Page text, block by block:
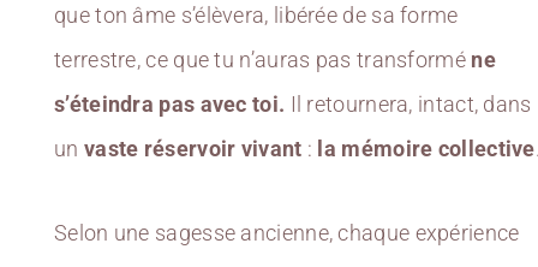
que ton âme s’élèvera, libérée de sa forme
terrestre, ce que tu n’auras pas transformé ne
s’éteindra pas avec toi. Il retournera, intact, dans
un vaste réservoir vivant : la mémoire collective
Selon une sagesse ancienne, chaque expérience